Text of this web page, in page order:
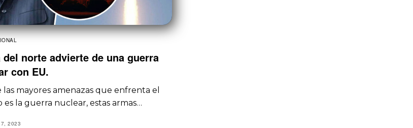
del norte advierte de una guerra
con EU.
las mayores amenazas que enfrenta el
es la guerra nuclear, estas armas…
2023